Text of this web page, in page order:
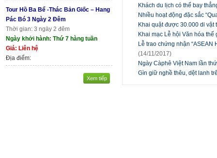
Tour Hồ Ba Bể -Thác Bản Giốc – Hang
Pác Bó 3 Ngày 2 Đêm
Thời gian: 3 ngày 2 đêm
Ngày khởi hành: Thứ 7 hàng tuần
Giá: Liên hệ
Địa điểm:
Xem tiếp
Khách du lịch có thể bay
Nhiều hoạt động đặc sắc
Khai quật được 30.000 di
Khai mạc Lễ hội Văn hóa
Lễ trao chứng nhận
(14/11/2017)
Ngày Càphê Việt Nam lần
Gìn giữ nghề thêu, dệt lanh